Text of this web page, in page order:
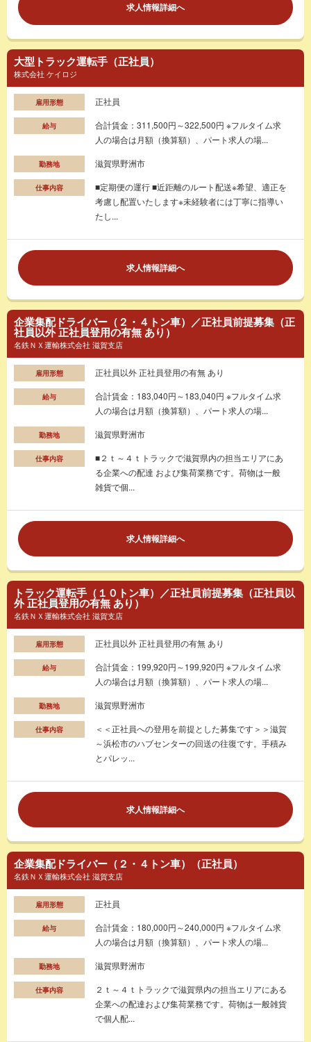
求人情報詳細へ
大型トラック運転手（正社員）
株式会社 ケイロジ
雇用形態 正社員
給与
合計賃金：311,500円～322,500円 ※フルタイム求
人の場合は月額（換算額）、パート求人の場...
勤務地 滋賀県野洲市
仕事内容
■定期便の運行 ■近距離のルート配送※希望、適正を
考慮し配置いたします※未経験者には丁寧に指導い
たし...
求人情報詳細へ
企業集配ドライバー（２・４トン車）／正社員前提募集（正
社員以外 正社員登用の有無 あり）
名鉄ＮＸ運輸株式会社 滋賀支店
雇用形態 正社員以外 正社員登用の有無 あり
給与
合計賃金：183,040円～183,040円 ※フルタイム求
人の場合は月額（換算額）、パート求人の場...
勤務地 滋賀県野洲市
仕事内容
■２ｔ～４ｔトラックで滋賀県内の担当エリアにあ
る企業への配達 および集荷業務です。荷物は一般
雑貨で個...
求人情報詳細へ
トラック運転手（１０トン車）／正社員前提募集（正社員以
外 正社員登用の有無 あり）
名鉄ＮＸ運輸株式会社 滋賀支店
雇用形態 正社員以外 正社員登用の有無 あり
給与
合計賃金：199,920円～199,920円 ※フルタイム求
人の場合は月額（換算額）、パート求人の場...
勤務地 滋賀県野洲市
仕事内容
＜＜正社員への登用を前提とした募集です＞＞滋賀
～浜松市のハブセンターの回送の往復です。手積み
とパレッ...
求人情報詳細へ
企業集配ドライバー（２・４トン車）（正社員）
名鉄ＮＸ運輸株式会社 滋賀支店
雇用形態 正社員
給与
合計賃金：180,000円～240,000円 ※フルタイム求
人の場合は月額（換算額）、パート求人の場...
勤務地 滋賀県野洲市
仕事内容
２ｔ～４ｔトラックで滋賀県内の担当エリアにある
企業への配達および集荷業務です。荷物は一般雑貨
で個人配...